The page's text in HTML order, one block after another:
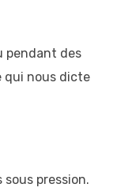
pendant des
qui nous dicte
pression.